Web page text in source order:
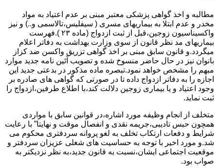
مطالبه و اخذ گواهی پزشکی معتبر مبنی بر عدم اعتیاد به مواد
مخدر و عدم ابتلا به بیماریهای مسری ( سیفلیس،تالاسمی و..) و نیز
واکسیناسیون زوجین،قبل از ثبت ازدواج (ماده ۲۳ ).فهرست
بیماریهای مد نظر قانون از سوی وزارت بهداشت به دفاتر اعلام
میگردد.و قانون سابق مبنی بر اخذ گواهی تزریق واکسن ضد کزاز
بانوان نیز در حال حاضر منسوخ شده و تصویب آئین نامه جدید موارد
مبهم را مشخص خواهد نمود.تبصره ماده مذکور در بدعتی جدید این
اجازه را به دفاتر ازدواج داده تا در صورتی که گواهی های صادره بر
وجود اعتیاد و یا بیماری زوجین دلالت کند،با اطلاع طرفین،ازدواج را
ثبت نماید.
متخلف از انجام وظیفه مورد اشاره،در قوانین سابق با مواردی
همچون حبس تادیبی،جریمه نقدی و انفصال موقت و نهایتا” با رعایت
شرایط و دفعات ارتکاب تخلف به لغو پروانه سردفتری محکوم می
شد.و مورد اخیر با توجه به حساسیت های شغلی عزیزان سردفتر و
موقعیت اجتماعی ایشان،نسبت به قانون جدید،به نظر نزدیکتر به
صواب بود.